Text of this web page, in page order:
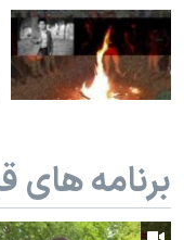
نرگس محمدی برنده
همایش محافظه‌کاران
سفر پرزیدنت ترامپ
برنامه های